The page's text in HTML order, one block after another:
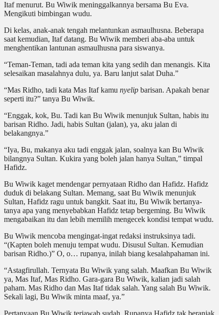
Itaf menurut. Bu Wiwik meninggalkannya bersama Bu Eva.
Mengikuti bimbingan wudu.
Di kelas, anak-anak tengah melantunkan asmaulhusna. Beberapa
saat kemudian, Itaf datang. Bu Wiwik memberi aba-aba untuk
menghentikan lantunan asmaulhusna para siswanya.
“Teman-Teman, tadi ada teman kita yang sedih dan menangis. Kita
selesaikan masalahnya dulu, ya. Baru lanjut salat Duha.”
“Mas Ridho, tadi kata Mas Itaf kamu nyelip barisan. Apakah benar
seperti itu?” tanya Bu Wiwik.
“Enggak, kok, Bu. Tadi kan Bu Wiwik menunjuk Sultan, habis itu
barisan Ridho. Jadi, habis Sultan (jalan), ya, aku jalan di
belakangnya.”
“Iya, Bu, makanya aku tadi enggak jalan, soalnya kan Bu Wiwik
bilangnya Sultan. Kukira yang boleh jalan hanya Sultan,” timpal
Hafidz.
Bu Wiwik kaget mendengar pernyataan Ridho dan Hafidz. Hafidz
duduk di belakang Sultan. Memang, saat Bu Wiwik menunjuk
Sultan, Hafidz ragu untuk bangkit. Saat itu, Bu Wiwik bertanya-
tanya apa yang menyebabkan Hafidz tetap bergeming. Bu Wiwik
mengabaikan itu dan lebih memilih mengecek kondisi tempat wudu.
Bu Wiwik mencoba mengingat-ingat redaksi instruksinya tadi.
“(Kapten boleh menuju tempat wudu. Disusul Sultan. Kemudian
barisan Ridho.)” O, o… rupanya, inilah biang kesalahpahaman ini.
“Astagfirullah. Ternyata Bu Wiwik yang salah. Maafkan Bu Wiwik
ya, Mas Itaf, Mas Ridho. Gara-gara Bu Wiwik, kalian jadi salah
paham. Mas Ridho dan Mas Itaf tidak salah. Yang salah Bu Wiwik.
Sekali lagi, Bu Wiwik minta maaf, ya.”